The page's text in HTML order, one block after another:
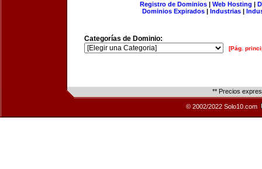
Registro de Dominios| Web Hosting |
Dominios Expirados | Industrias |
Categorías de Dominio:
[Pág.
** Precios
© 2002/2022 Solo10.com